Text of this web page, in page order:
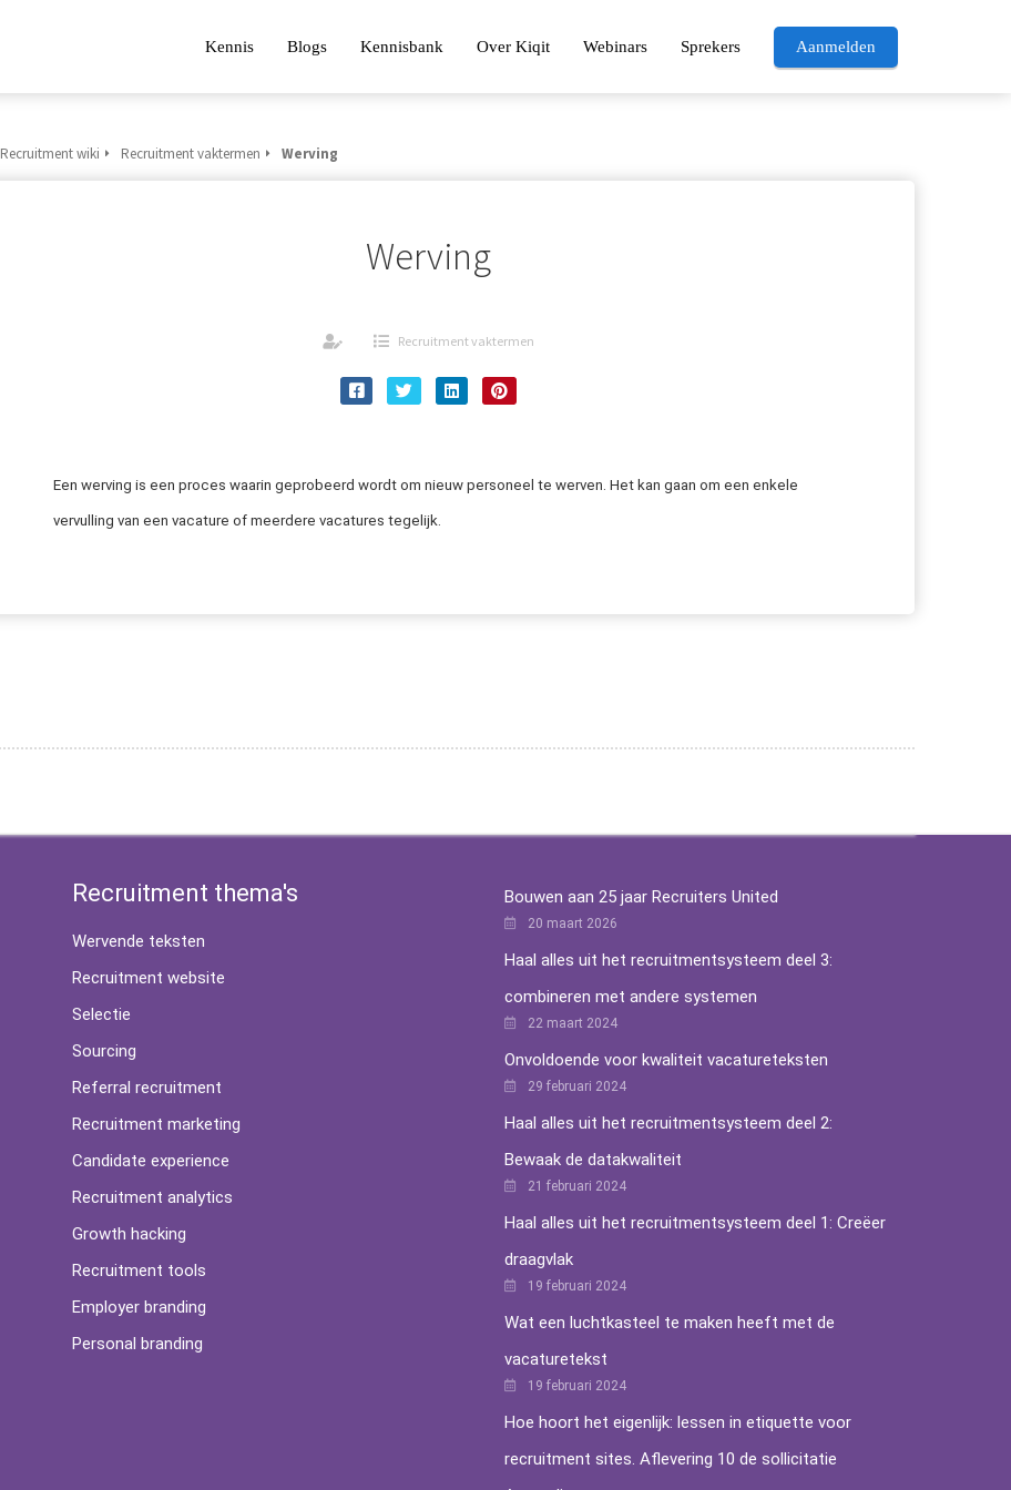
Kennis Blogs Kennisbank Over Kiqit Webinars Sprekers Aanmelden
Recruitment wiki Recruitment vaktermen Werving
Werving
Recruitment vaktermen
Een werving is een proces waarin geprobeerd wordt om nieuw personeel te werven. Het kan gaan om een enkele
vervulling van een vacature of meerdere vacatures tegelijk.
Recruitment thema's
Wervende teksten
Recruitment website
Selectie
Sourcing
Referral recruitment
Recruitment marketing
Candidate experience
Recruitment analytics
Growth hacking
Recruitment tools
Employer branding
Personal branding
Bouwen aan 25 jaar Recruiters United
20 maart 2026
Haal alles uit het recruitmentsysteem deel 3:
combineren met andere systemen
22 maart 2024
Onvoldoende voor kwaliteit vacatureteksten
29 februari 2024
Haal alles uit het recruitmentsysteem deel 2:
Bewaak de datakwaliteit
21 februari 2024
Haal alles uit het recruitmentsysteem deel 1: Creëer
draagvlak
19 februari 2024
Wat een luchtkasteel te maken heeft met de
vacaturetekst
19 februari 2024
Hoe hoort het eigenlijk: lessen in etiquette voor
recruitment sites. Aflevering 10 de sollicitatie